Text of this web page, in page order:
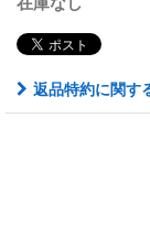
返品特約に関す